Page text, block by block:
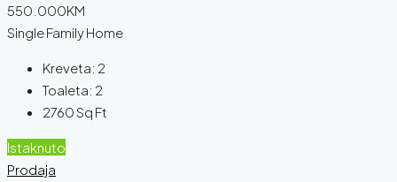
550.000KM
Single Family Home
Kreveta: 2
Toaleta: 2
2760Sq Ft
Istaknuto
Prodaja